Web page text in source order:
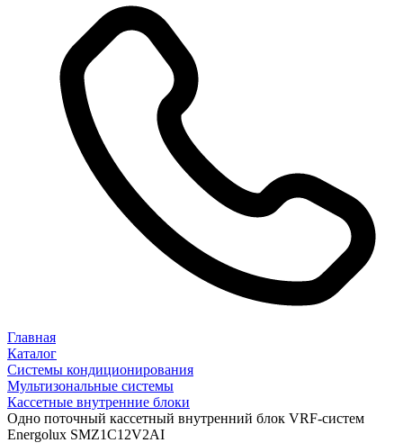
Главная
Каталог
Системы кондиционирования
Мультизональные системы
Кассетные внутренние блоки
Одно поточный кассетный внутренний блок VRF-систем
Energolux SMZ1C12V2AI